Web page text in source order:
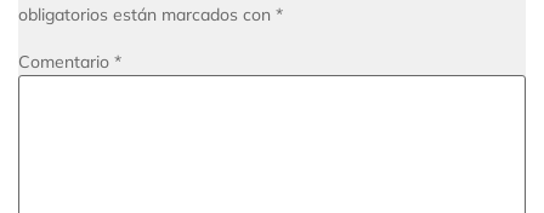
obligatorios están marcados con *
Comentario *